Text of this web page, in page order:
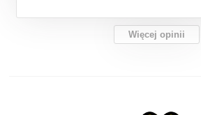
Więcej opinii